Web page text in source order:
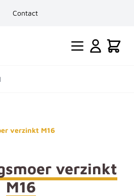
Contact
Cart
verzinkt M16
verzinkt
M16